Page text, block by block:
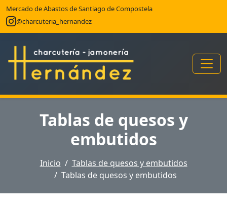
Mercado de Abastos de Santiago de Compostela
@charcuteria_hernandez
Tablas de quesos y
embutidos
Inicio
Tablas de quesos y embutidos
Tablas de quesos y embutidos